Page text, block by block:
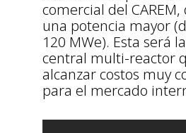
comercial del
una potencia mayor
120 MWe). Esta será
central multi-reactor
alcanzar costos muy
para el mercado